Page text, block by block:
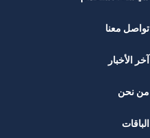
تواصل معنا
آخر الأخبار
من نحن
الباقات